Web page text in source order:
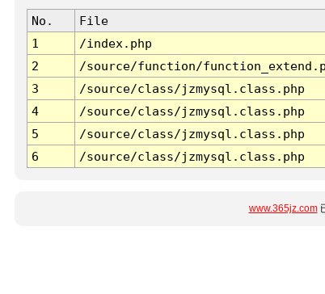
No. File
1
/index.php
2
/source/function/
3
/source/class/jzmysql.class.php
4
/source/class/jzmysql.class.php
5
/source/class/jzmysql.class.php
6
/source/class/jzmysql.class.php
www.365jz.com